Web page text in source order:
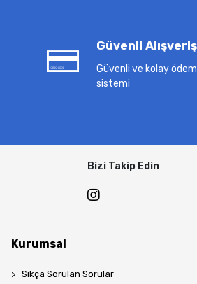
Güvenli Alışveriş
Güvenli ve kolay
sistemi
Bizi Takip Edin
Kurumsal
Sıkça Sorulan Sorular